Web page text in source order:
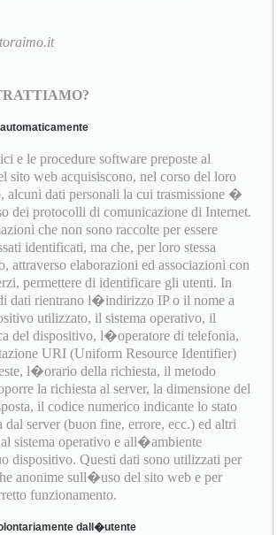
e le procedure software preposte al
sito web acquisiscono, nel corso del loro
alcuni dati personali la cui trasmissione �
dei protocolli di comunicazione di Internet.
che non sono raccolte per essere
identificati, ma che, per loro stessa
attraverso elaborazioni ed associazioni con
permettere di identificare gli utenti. In
dati rientrano l�indirizzo IP o il nome a
utilizzato, il sistema operativo, il
del dispositivo, l�operatore di telefonia,
URI (Uniform Resource Identifier)
l�orario della richiesta, il metodo
la richiesta al server, la dimensione del
il codice numerico indicante lo stato
dal server (buon fine, errore, ecc.) ed altri
sistema operativo e all�ambiente
dispositivo. Questi dati sono utilizzati per
anonime sull�uso del sito web e per
funzionamento.
dall�utente